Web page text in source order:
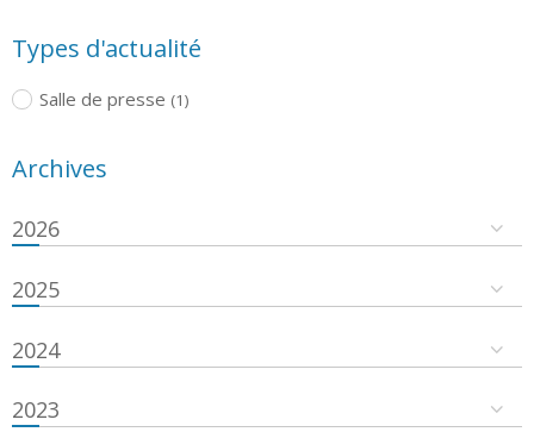
Types d'actualité
Salle de presse (1)
Archives
2026
2025
2024
2023